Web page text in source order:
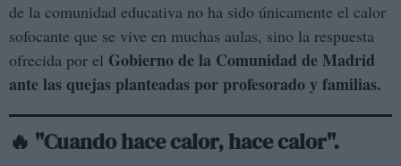
de la comunidad educativa no ha sido únicamente el calor
sofocante que se vive en muchas aulas, sino la respuesta
ofrecida por el Gobierno de la Comunidad de Madrid
ante las quejas planteadas por profesorado y familias.
🔥 "Cuando hace calor, hace calor".